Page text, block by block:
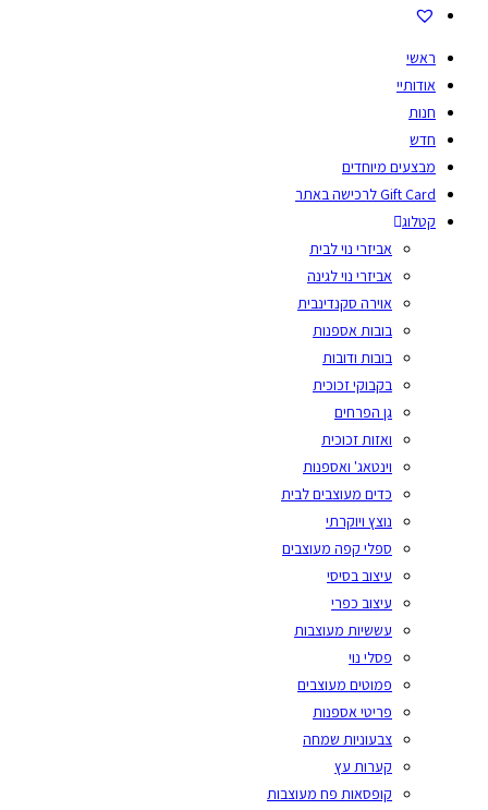
ראשי
אודותיי
חנות
חדש
מבצעים מיוחדים
Gift Card לרכישה באתר
קטלוג
אביזרי נוי לבית
אביזרי נוי לגינה
אוירה סקנדינבית
בובות אספנות
בובות ודובות
בקבוקי זכוכית
גן הפרחים
ואזות זכוכית
וינטאג' ואספנות
כדים מעוצבים לבית
נוצץ ויוקרתי
ספלי קפה מעוצבים
עיצוב בסיסי
עיצוב כפרי
עששיות מעוצבות
פסלי נוי
פמוטים מעוצבים
פריטי אספנות
צבעוניות שמחה
קערות עץ
קופסאות פח מעוצבות